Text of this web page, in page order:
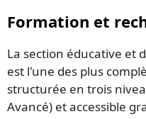
Formation et
La section éducative et
est l'une des plus
structurée en trois
Avancé) et accessible